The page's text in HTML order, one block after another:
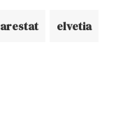
arestat elvetia